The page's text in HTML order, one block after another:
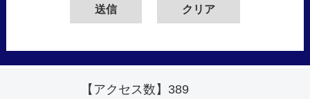
【アクセス数】 389